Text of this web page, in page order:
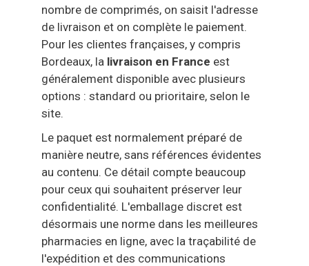
nombre de comprimés, on saisit l'adresse
de livraison et on complète le paiement.
Pour les clientes françaises, y compris
Bordeaux, la livraison en France est
généralement disponible avec plusieurs
options : standard ou prioritaire, selon le
site.
Le paquet est normalement préparé de
manière neutre, sans références évidentes
au contenu. Ce détail compte beaucoup
pour ceux qui souhaitent préserver leur
confidentialité. L'emballage discret est
désormais une norme dans les meilleures
pharmacies en ligne, avec la traçabilité de
l'expédition et des communications